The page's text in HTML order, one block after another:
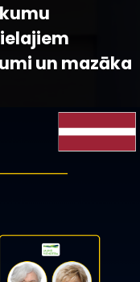
un mazāka